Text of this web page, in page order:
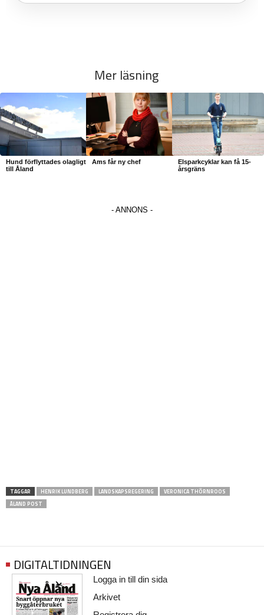
Mer läsning
Hund förflyttades olagligt
till Åland
Ams får ny chef
Elsparkcyklar kan få 15-
årsgräns
TAGGAR HENRIK LUNDBERG LANDSKAPSREGERING
VERONICA THÖRNROOS
ÅLAND POST
DIGITALTIDNINGEN
Logga in till din sida
Arkivet